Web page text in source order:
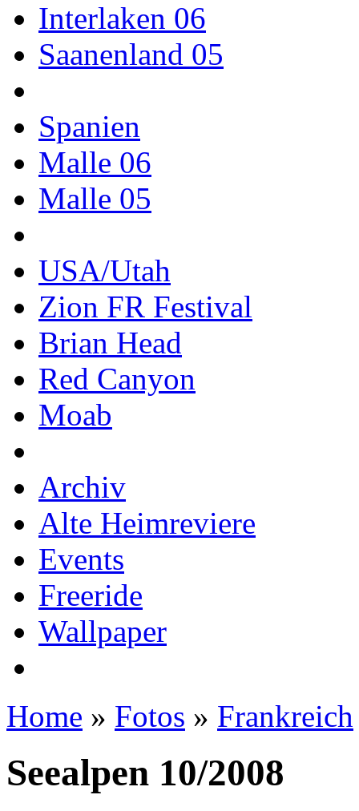
Interlaken 06
Saanenland 05
Spanien
Malle 06
Malle 05
USA/Utah
Zion FR Festival
Brian Head
Red Canyon
Moab
Archiv
Alte Heimreviere
Events
Freeride
Wallpaper
Home » Fotos » Frankreich
Seealpen 10/2008